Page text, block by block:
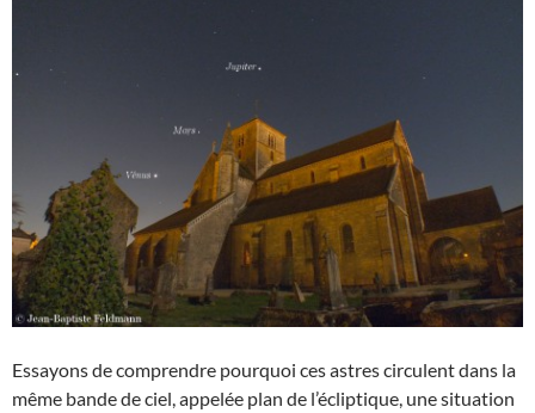
Essayons de comprendre pourquoi ces astres circulent dans la
même bande de ciel, appelée plan de l’écliptique, une situation